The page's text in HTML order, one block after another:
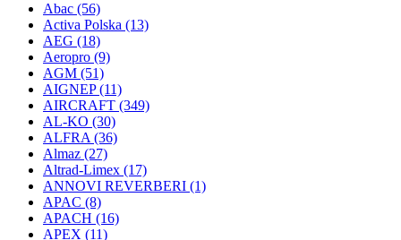
Abac (56)
Activa Polska (13)
AEG (18)
Aeropro (9)
AGM (51)
AIGNEP(11)
AIRCRAFT (349)
AL-KO (30)
ALFRA (36)
Almaz (27)
Altrad-Limex (17)
ANNOVI REVERBERI (1)
APAC (8)
APACH (16)
APEX (11)